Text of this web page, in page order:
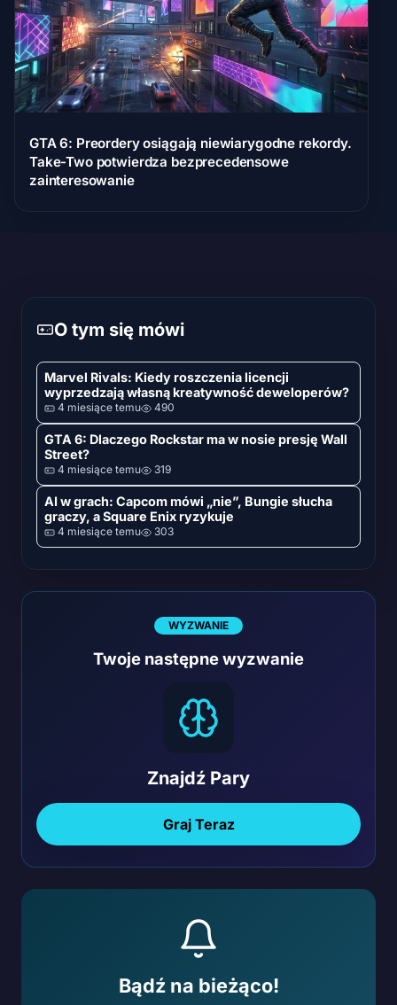
GTA 6: Preordery osiągają niewiarygodne rekordy.
Take-Two potwierdza bezprecedensowe
zainteresowanie
O tym się mówi
Marvel Rivals: Kiedy roszczenia licencji
wyprzedzają własną kreatywność deweloperów?
4 miesiące temu 490
GTA 6: Dlaczego Rockstar ma w nosie presję Wall
Street?
4 miesiące temu 319
AI w grach: Capcom mówi „nie”, Bungie słucha
graczy, a Square Enix ryzykuje
4 miesiące temu 303
WYZWANIE
Twoje następne wyzwanie
Znajdź Pary
Graj Teraz
Bądź na bieżąco!